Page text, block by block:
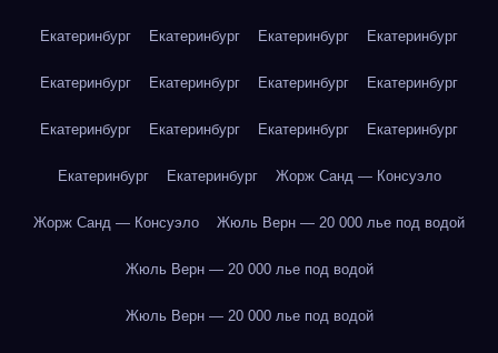
Екатеринбург Екатеринбург Екатеринбург Екатеринбург
Екатеринбург Екатеринбург Екатеринбург Екатеринбург
Екатеринбург Екатеринбург Екатеринбург Екатеринбург
Екатеринбург Екатеринбург Жорж Санд — Консуэло
Жорж Санд — Консуэло Жюль Верн — 20 000 лье под водой
Жюль Верн — 20 000 лье под водой
Жюль Верн — 20 000 лье под водой